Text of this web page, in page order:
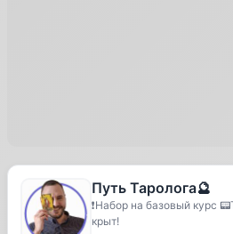
Путь Таролога🔮
❗️Набор на базовый курс
крыт!